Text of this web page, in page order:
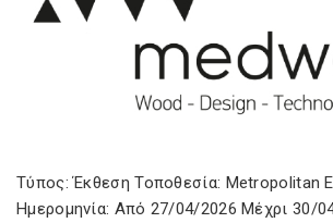
Τύπος: Έκθεση Τοποθεσία: Metropolitan
Ημερομηνία: Από 27/04/2026 Μέχρι 30/